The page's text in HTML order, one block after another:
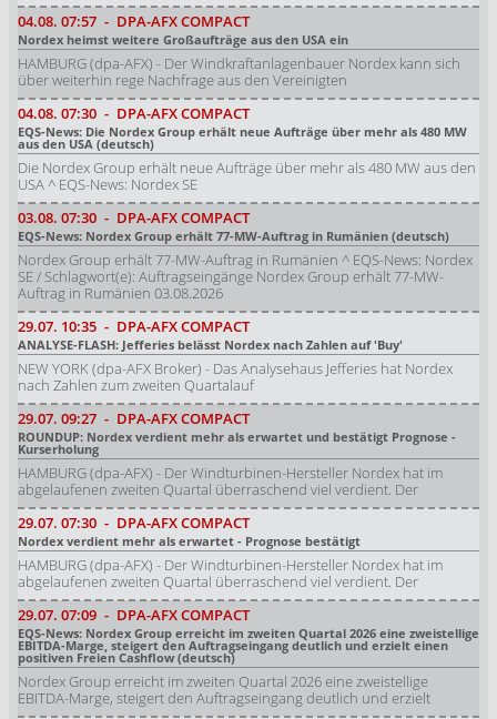
04.08. 07:57 - DPA-AFX COMPACT
Nordex heimst weitere Großaufträge aus den USA ein
HAMBURG (dpa-AFX) - Der Windkraftanlagenbauer Nordex kann sich
über weiterhin rege Nachfrage aus den Vereinigten
04.08. 07:30 - DPA-AFX COMPACT
EQS-News: Die Nordex Group erhält neue Aufträge über mehr als 480 MW
aus den USA (deutsch)
Die Nordex Group erhält neue Aufträge über mehr als 480 MW aus den
USA ^ EQS-News: Nordex SE
03.08. 07:30 - DPA-AFX COMPACT
EQS-News: Nordex Group erhält 77-MW-Auftrag in Rumänien (deutsch)
Nordex Group erhält 77-MW-Auftrag in Rumänien ^ EQS-News: Nordex
SE / Schlagwort(e): Auftragseingänge Nordex Group erhält 77-MW-
Auftrag in Rumänien 03.08.2026
29.07. 10:35 - DPA-AFX COMPACT
ANALYSE-FLASH: Jefferies belässt Nordex nach Zahlen auf 'Buy'
NEW YORK (dpa-AFX Broker) - Das Analysehaus Jefferies hat Nordex
nach Zahlen zum zweiten Quartalauf
29.07. 09:27 - DPA-AFX COMPACT
ROUNDUP: Nordex verdient mehr als erwartet und bestätigt Prognose -
Kurserholung
HAMBURG (dpa-AFX) - Der Windturbinen-Hersteller Nordex hat im
abgelaufenen zweiten Quartal überraschend viel verdient. Der
29.07. 07:30 - DPA-AFX COMPACT
Nordex verdient mehr als erwartet - Prognose bestätigt
HAMBURG (dpa-AFX) - Der Windturbinen-Hersteller Nordex hat im
abgelaufenen zweiten Quartal überraschend viel verdient. Der
29.07. 07:09 - DPA-AFX COMPACT
EQS-News: Nordex Group erreicht im zweiten Quartal 2026 eine zweistellige
EBITDA-Marge, steigert den Auftragseingang deutlich und erzielt einen
positiven Freien Cashflow (deutsch)
Nordex Group erreicht im zweiten Quartal 2026 eine zweistellige
EBITDA-Marge, steigert den Auftragseingang deutlich und erzielt